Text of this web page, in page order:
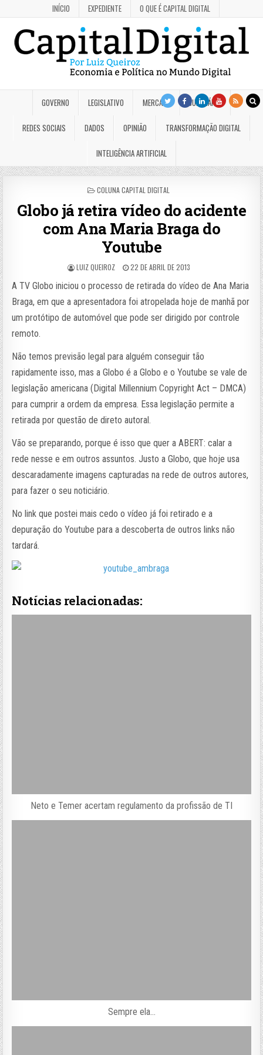
INÍCIO EXPEDIENTE O QUE É CAPITAL DIGITAL
GOVERNO LEGISLATIVO MERCADO JUDICIÁRIO
REDES SOCIAIS DADOS OPINIÃO TRANSFORMAÇÃO DIGITAL
INTELIGÊNCIA ARTIFICIAL
POSTED
COLUNA CAPITAL DIGITAL
Globo já retira vídeo do acidente
com Ana Maria Braga do
Youtube
LUIZ QUEIROZ 22 DE ABRIL DE 2013
A TV Globo iniciou o processo de retirada do vídeo de Ana Maria
Braga, em que a apresentadora foi atropelada hoje de manhã por
um protótipo de automóvel que pode ser dirigido por controle
remoto.
Não temos previsão legal para alguém conseguir tão
rapidamente isso, mas a Globo é a Globo e o Youtube se vale de
legislação americana (Digital Millennium Copyright Act – DMCA)
para cumprir a ordem da empresa. Essa legislação permite a
retirada por questão de direto autoral.
Vão se preparando, porque é isso que quer a ABERT: calar a
rede nesse e em outros assuntos. Justo a Globo, que hoje usa
descaradamente imagens capturadas na rede de outros autores,
para fazer o seu noticiário.
No link que postei mais cedo o vídeo já foi retirado e a
depuração do Youtube para a descoberta de outros links não
tardará.
Notícias relacionadas:
Neto e Temer acertam regulamento da profissão de TI
Sempre ela…